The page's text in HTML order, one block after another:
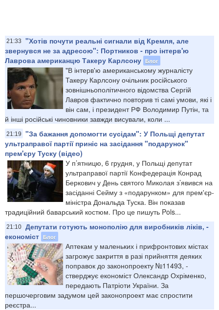
21:33
"Хотів почути реальні сигнали від Кремля, але
звернувся не за адресою": Портников - про інтерв'ю
Лаврова американцю Такеру Карлсону Блог
"В інтерв'ю американському журналісту
Такеру Карлсону очільник російського
зовнішньополітичного відомства Сергій
Лавров фактично повторив ті самі умови, які і
він сам, і президент РФ Володимир Путін, та
й інші російські чиновники завжди висували, коли ...
21:19
"За бажання допомогти сусідам": У Польщі депутат
ультраправої партії приніс на засідання "подарунок"
прем'єру Туску (відео)
У п’ятницю, 6 грудня, у Польщі депутат
ультраправої партії Конфедерація Конрад
Беркович у День святого Миколая з’явився на
засіданні Сейму з «подарунком» для прем'єр-
міністра Дональда Туска. Він показав
традиційний баварський костюм. Про це пишуть Pols...
21:10 Депутати готують монополію для виробників ліків, -
економіст Блог
Аптекам у маленьких і прифронтових містах
загрожує закриття в разі прийняття деяких
поправок до законопроекту №11493, -
стверджує економіст Олександр Охріменко,
передають Патріоти України. За
першочерговим задумом цей законопроект має спростити
реєстра...